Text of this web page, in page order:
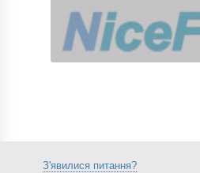
З'явилися питання?